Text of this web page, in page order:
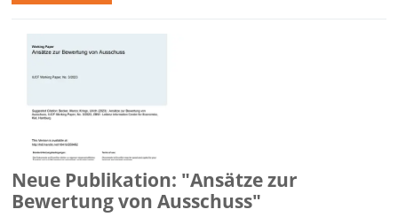
Neue Publikation: "Ansätze zur
Bewertung von Ausschuss"